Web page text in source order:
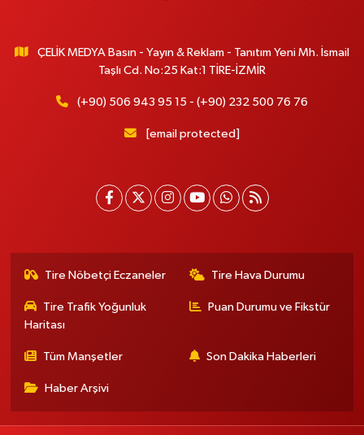
ÇELİK MEDYA Basın - Yayın & Reklam - Tanıtım Yeni Mh. İsmail
Taşlı Cd. No:25 Kat:1 TİRE-İZMİR
(+90) 506 943 95 15 - (+90) 232 500 76 76
[email protected]
Tire Nöbetçi Eczaneler Tire Hava Durumu
Tire Trafik Yoğunluk
Haritası
Puan Durumu ve Fikstür
Tüm Manşetler Son Dakika Haberleri
Haber Arşivi